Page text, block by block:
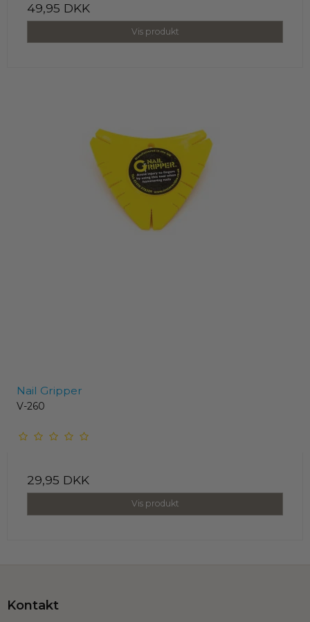
49,95 DKK
Vis produkt
Nail Gripper
V-260
29,95 DKK
Vis produkt
Kontakt